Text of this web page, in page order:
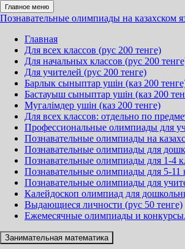
Главное меню
Познавательные олимпиады на казахском
Главная
Для всех классов (рус 200 тенге)
Для начальных классов (рус 200
Для учителей (рус 200 тенге)
Барлык сыныптар ушін (каз 200
Бастауыш сыныптар ушін (каз 200
Мугалімдер ушін (каз 200 тенге)
Для всех классов: отдельно по
Профессиональные олимпиады для
Познавательные олимпиады на
Познавательные олимпиады для
Познавательные олимпиады для 1-4
Познавательные олимпиады для 5-11
Познавательные олимпиады для
Калейдоскоп олимпиад для
Выдающиеся личности (рус 50 тенге)
Ежемесячные олимпиады и
Занимательная математика